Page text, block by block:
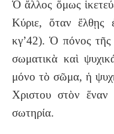
Ὁ ἄλλος ὅμως
Κύριε, ὅταν ἔλθῃς
κγ’42). Ὁ πόνος
σωματικὰ καὶ
μόνο τὸ σῶμα, ἡ
Χριστου στὸν ἕναν
σωτηρία.